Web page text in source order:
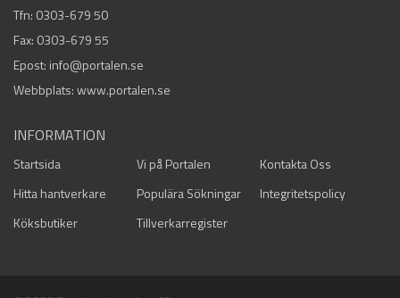
Tfn: 0303-679 50
Fax: 0303-679 55
Epost: info@portalen.se
Webbplats: www.portalen.se
INFORMATION
Startsida Vi på Portalen
Kontakta Oss
Hitta hantverkare
Populära Sökningar
Integritetspolicy
Köksbutiker
Tillverkarregister